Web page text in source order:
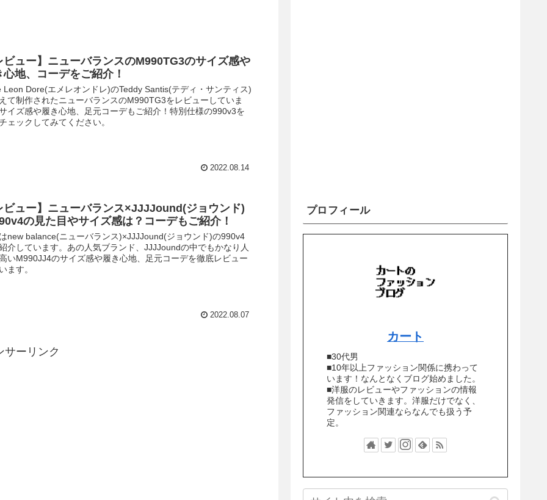
ビュー】ニューバランスのM990TG3のサイズ感や
心地、コーデをご紹介！
Leon Dore(エメレオンドレ)のTeddy Santis(テディ・サンティス)
て制作されたニューバランスのM990TG3をレビューしていま
イズ感や履き心地、足元コーデもご紹介！特別仕様の990v3を
ェックしてみてください。
2022.08.14
ビュー】ニューバランス×JJJJound(ジョウンド)
の見た目やサイズ感は？コーデもご紹介！
new balance(ニューバランス)×JJJJound(ジョウンド)の990v4
介しています。あの人気ブランド、JJJJoundの中でもかなり人
いM990JJ4のサイズ感や履き心地、足元コーデを徹底レビュー
ます。
2022.08.07
サーリンク
プロフィール
カート
■30代男
■10年以上ファッション関係に携わって
います！なんとなくブログ始めました。
■洋服のレビューやファッションの情報
発信をしていきます。洋服だけでなく、
ファッション関連ならなんでも扱う予
定。